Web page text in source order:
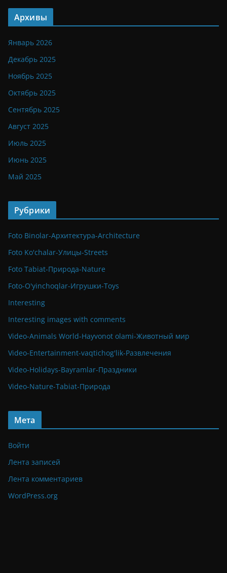
Архивы
Январь 2026
Декабрь 2025
Ноябрь 2025
Октябрь 2025
Сентябрь 2025
Август 2025
Июль 2025
Июнь 2025
Май 2025
Рубрики
Foto Binolar-Архитектура-Architecture
Foto Ko'chalar-Улицы-Streets
Foto Tabiat-Природа-Nature
Foto-O'yinchoqlar-Игрушки-Toys
Interesting
Interesting images with comments
Video-Animals World-Hayvonot olami-Животный мир
Video-Entertainment-vaqtichog'lik-Развлечения
Video-Holidays-Bayramlar-Праздники
Video-Nature-Tabiat-Природа
Мета
Войти
Лента записей
Лента комментариев
WordPress.org